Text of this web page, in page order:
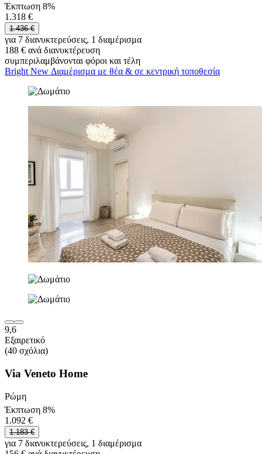
Έκπτωση 8%
1.318 €
1.436 €
για 7 διανυκτερεύσεις, 1 διαμέρισμα
188 € ανά διανυκτέρευση
συμπεριλαμβάνονται φόροι και τέλη
Bright New Διαμέρισμα με θέα & σε κεντρική τοποθεσία
9,6
Εξαιρετικό
(40 σχόλια)
Via Veneto Home
Ρώμη
Έκπτωση 8%
1.092 €
1.183 €
για 7 διανυκτερεύσεις, 1 διαμέρισμα